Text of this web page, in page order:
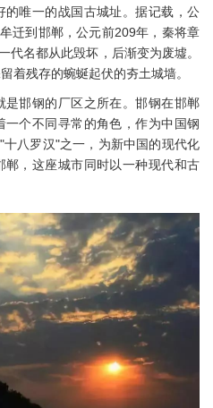
的唯一的战国古城址。据记载，公
迁到邯郸，公元前209年，秦将章
代名都从此毁坏，后渐变为废墟。
着残存的蜿蜒起伏的夯土城墙。
邯钢的厂区之所在。邯钢在邯郸
个不同寻常的角色，作为中国钢
八罗汉"之一，为新中国的现代化
，这座城市同时以一种现代和古